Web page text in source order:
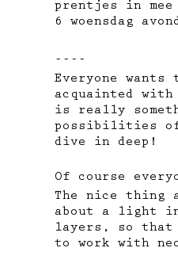
prentjes in mee
6 woensdag
----
Everyone
acquainted
is really
possibilities of
dive in deep!
Of course
The nice thing
about a light
layers, so
to work with